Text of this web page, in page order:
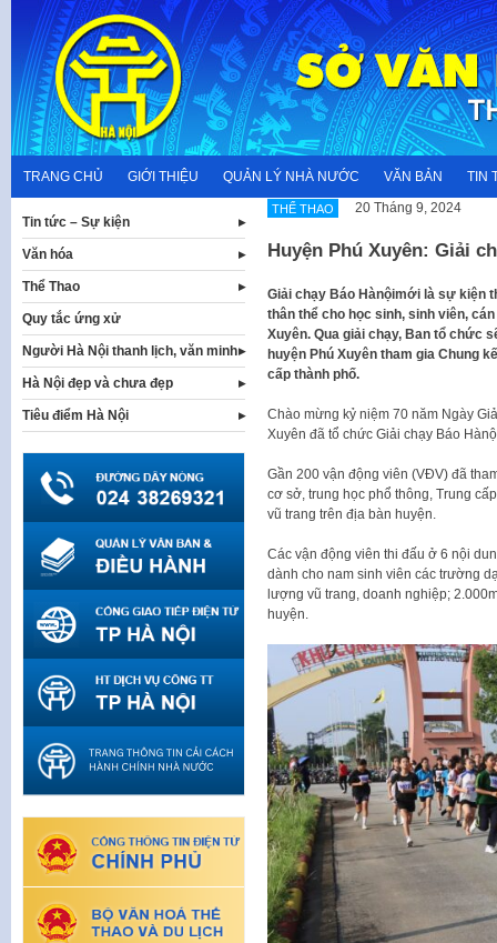
content
TRANG CHỦ GIỚI THIỆU QUẢN LÝ NHÀ NƯỚC VĂN BẢN TIN
THỂ THAO 20 Tháng 9, 2024
Huyện Phú Xuyên: Giải
Giải chạy Báo Hànộimới là sự kiện
thân thể cho học sinh, sinh viên,
Xuyên. Qua giải chạy, Ban tổ chức
huyện Phú Xuyên tham gia Chung
cấp thành phố.
Chào mừng kỷ niệm 70 năm Ngày
Xuyên đã tổ chức Giải chạy Báo
Gần 200 vận động viên (VĐV) đã
cơ sở, trung học phổ thông, Trung
vũ trang trên địa bàn huyện.
Các vận động viên thi đấu ở 6 nội
dành cho nam sinh viên các trường
lượng vũ trang, doanh nghiệp;
huyện.
Tin tức – Sự kiện
Văn hóa
Thể Thao
Quy tắc ứng xử
Người Hà Nội thanh lịch, văn minh
Hà Nội đẹp và chưa đẹp
Tiêu điểm Hà Nội